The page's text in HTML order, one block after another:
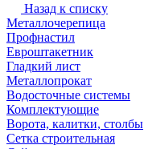
Назад к списку
Металлочерепица
Профнастил
Евроштакетник
Гладкий лист
Металлопрокат
Водосточные системы
Комплектующие
Ворота, калитки, столбы
Сетка строительная